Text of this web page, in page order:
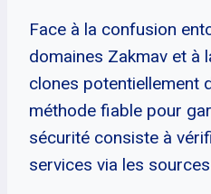
Face à la confusion
domaines Zakmav et à
clones potentiellement
méthode fiable pour
sécurité consiste à
services via les